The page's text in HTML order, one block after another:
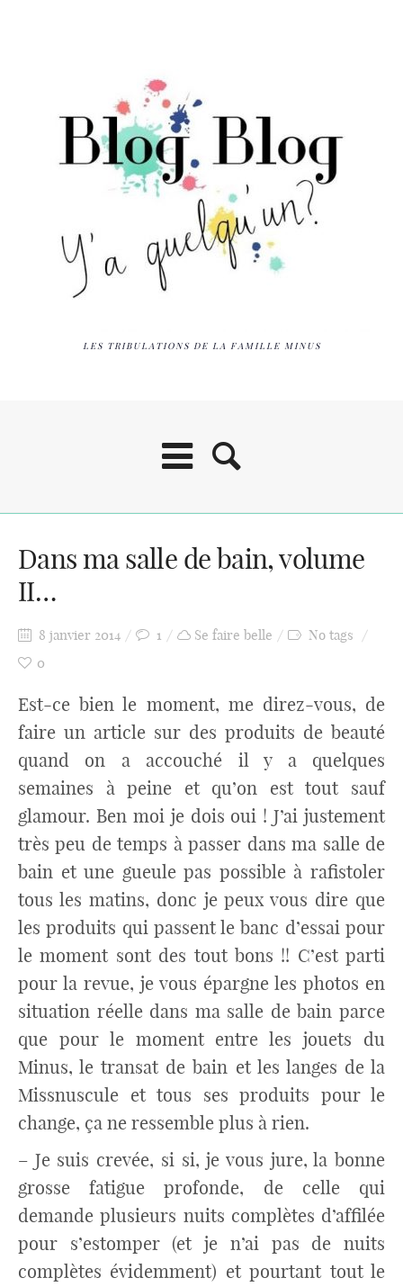
LES TRIBULATIONS DE LA FAMILLE MINUS
Dans ma salle de bain, volume
II…
8 janvier 2014 1 Se faire belle
No tags
0
Est-ce bien le moment, me direz-vous, de
faire un article sur des produits de beauté
quand on a accouché il y a quelques
semaines à peine et qu’on est tout sauf
glamour. Ben moi je dois oui ! J’ai justement
très peu de temps à passer dans ma salle de
bain et une gueule pas possible à rafistoler
tous les matins, donc je peux vous dire que
les produits qui passent le banc d’essai pour
le moment sont des tout bons !! C’est parti
pour la revue, je vous épargne les photos en
situation réelle dans ma salle de bain parce
que pour le moment entre les jouets du
Minus, le transat de bain et les langes de la
Missnuscule et tous ses produits pour le
change, ça ne ressemble plus à rien.
– Je suis crevée, si si, je vous jure, la bonne
grosse fatigue profonde, de celle qui
demande plusieurs nuits complètes d’affilée
pour s’estomper (et je n’ai pas de nuits
complètes évidemment) et pourtant tout le